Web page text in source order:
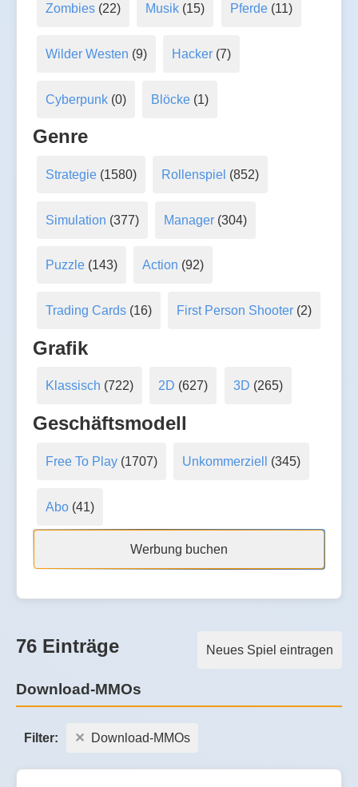
Zombies(22) Musik (15) Pferde(11)
Wilder Westen (9) Hacker (7)
Cyberpunk(0) Blöcke (1)
Genre
Strategie(1580) Rollenspiel (852)
Simulation (377) Manager (304)
Puzzle(143) Action (92)
Trading Cards(16) First Person Shooter (2)
Grafik
Klassisch (722) 2D (627) 3D (265)
Geschäftsmodell
Free To Play(1707) Unkommerziell (345)
Abo(41)
Werbung buchen
Neues Spiel eintragen
76 Einträge
Download-MMOs
Filter: Download-MMOs